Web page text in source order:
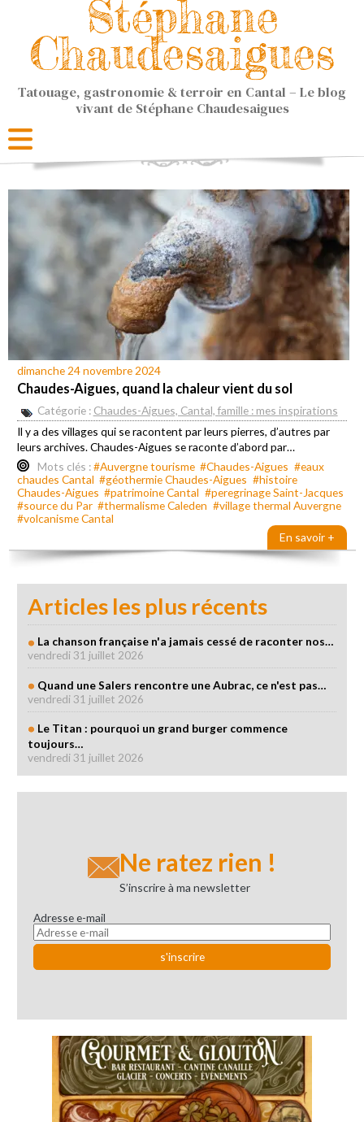
Stéphane
Chaudesaigues
Tatouage, gastronomie & terroir en Cantal – Le blog
vivant de Stéphane Chaudesaigues
dimanche 24 novembre 2024
Chaudes-Aigues, quand la chaleur vient du sol
Catégorie : Chaudes-Aigues, Cantal, famille : mes inspirations
Il y a des villages qui se racontent par leurs pierres, d’autres par
leurs archives. Chaudes-Aigues se raconte d’abord par…
Mots clés :#Auvergne tourisme #Chaudes-Aigues #eaux
chaudes Cantal #géothermie Chaudes-Aigues #histoire
Chaudes-Aigues #patrimoine Cantal #peregrinage Saint-Jacques
#source du Par #thermalisme Caleden #village thermal Auvergne
#volcanisme Cantal
En savoir +
Articles les plus récents
La chanson française n'a jamais cessé de raconter nos…
vendredi 31 juillet 2026
Quand une Salers rencontre une Aubrac, ce n'est pas…
vendredi 31 juillet 2026
Le Titan : pourquoi un grand burger commence
toujours…
vendredi 31 juillet 2026
Ne ratez rien !
S’inscrire à ma newsletter
Adresse e-mail